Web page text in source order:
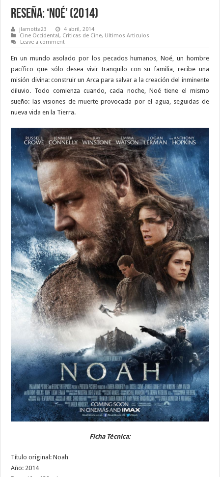
Reseña: ‘Noé’ (2014)
jlamotta23
4 abril, 2014
Cine Occidental, Criticas de Cine, Ultimos Articulos
Leave a comment
En un mundo asolado por los pecados humanos, Noé, un hombre
pacífico que sólo desea vivir tranquilo con su familia, recibe una
misión divina: construir un Arca para salvar a la creación del inminente
diluvio. Todo comienza cuando, cada noche, Noé tiene el mismo
sueño: las visiones de muerte provocada por el agua, seguidas de
nueva vida en la Tierra.
Ficha Técnica:
Título original: Noah
Año: 2014